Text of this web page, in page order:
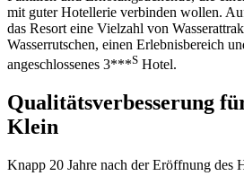
mit guter Hotellerie verbinden wollen.
das Resort eine Vielzahl von
Wasserrutschen, einen Erlebnisbereich
angeschlossenes 3***S Hotel.
Qualitätsverbesserung
Klein
Knapp 20 Jahre nach der Eröffnung des